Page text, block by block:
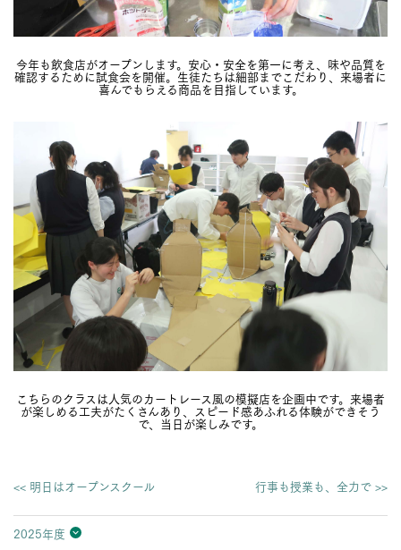
今年も飲食店がオープンします。安心・安全を第一に考え、味や品質を
確認するために試食会を開催。生徒たちは細部までこだわり、来場者に
喜んでもらえる商品を目指しています。
こちらのクラスは人気のカートレース風の模擬店を企画中です。来場者
が楽しめる工夫がたくさんあり、スピード感あふれる体験ができそう
で、当日が楽しみです。
<< 明日はオープンスクール 行事も授業も、全力で >>
2025年度
2026年度
2025年度
2024年度
2023年度
2022年度
2021年度
2020年度
2019年度
2018年度
2017年度
2016年度
2015年度
2014年度
2013年度